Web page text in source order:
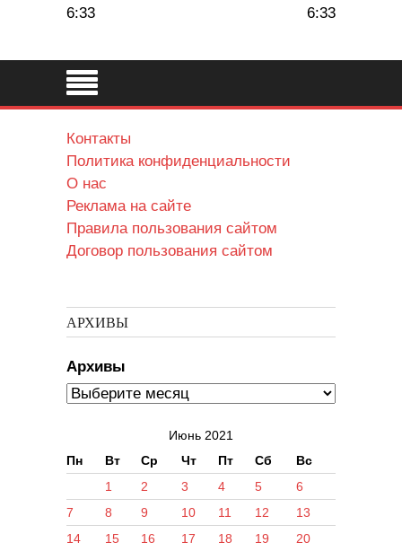
6:33
6:33
Контакты
Политика конфиденциальности
О нас
Реклама на сайте
Правила пользования сайтом
Договор пользования сайтом
АРХИВЫ
Архивы
Июнь 2021
Пн
Вт Ср Чт Пт Сб Вс
1 2 3 4 5
6
7
8 9 10 11 12
13
14
15 16 17 18 19
20